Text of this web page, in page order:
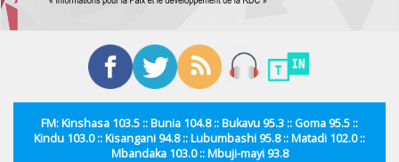
FM: Kinshasa 103.5 :: Bunia 104.8 :: Bukavu 95.3 :: Goma 95.5 ::
Kindu 103.0 :: Kisangani 94.8 :: Lubumbashi 95.8 :: Matadi 102.0 ::
Mbandaka 103.0 :: Mbuji-mayi 93.8